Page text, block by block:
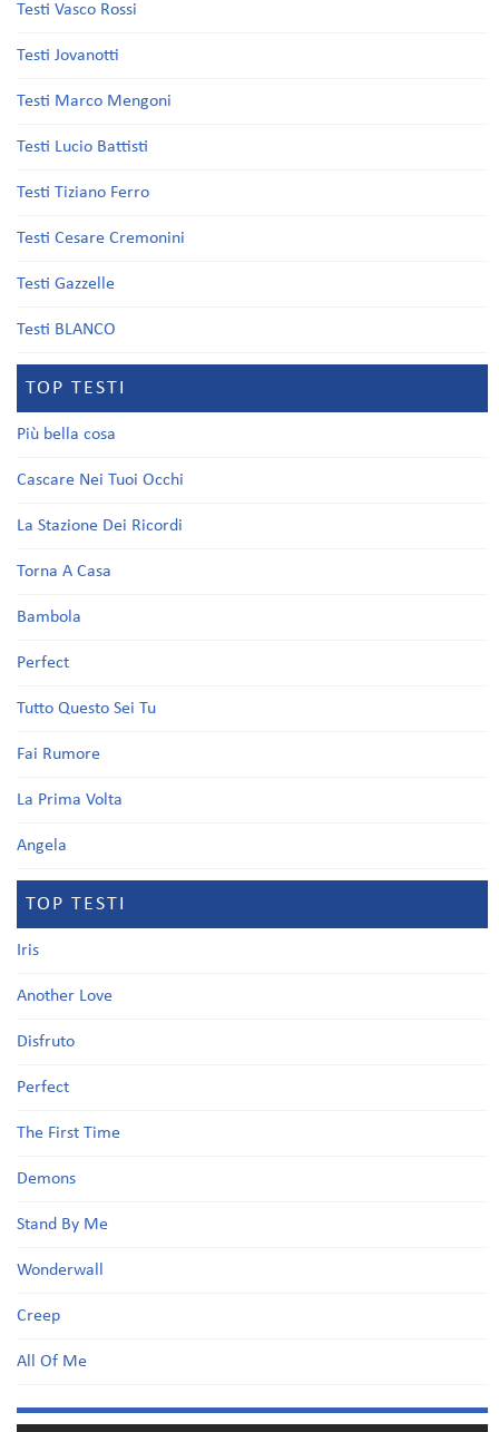
Testi Vasco Rossi
Testi Jovanotti
Testi Marco Mengoni
Testi Lucio Battisti
Testi Tiziano Ferro
Testi Cesare Cremonini
Testi Gazzelle
Testi BLANCO
TOP TESTI
Più bella cosa
Cascare Nei Tuoi Occhi
La Stazione Dei Ricordi
Torna A Casa
Bambola
Perfect
Tutto Questo Sei Tu
Fai Rumore
La Prima Volta
Angela
TOP TESTI
Iris
Another Love
Disfruto
Perfect
The First Time
Demons
Stand By Me
Wonderwall
Creep
All Of Me